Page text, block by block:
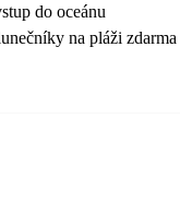
do oceánu
na pláži zdarma